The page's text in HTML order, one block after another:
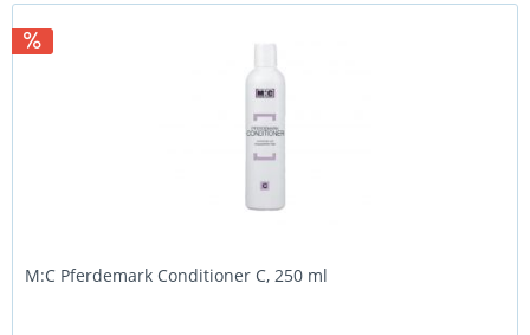
M:C Pferdemark Conditioner C, 250 ml